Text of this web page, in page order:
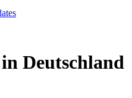
Deutschland